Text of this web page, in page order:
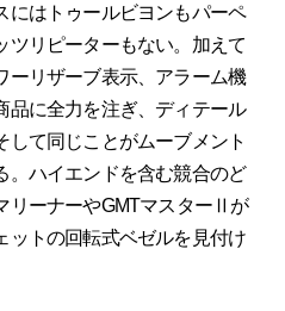
にはトゥールビヨンもパーペ
ツリピーターもない。加えて
ーリザーブ表示、アラーム機
品に全力を注ぎ、ディテール
して同じことがムーブメント
。ハイエンドを含む競合のど
リーナーやGMTマスターⅡが
ットの回転式ベゼルを見付け